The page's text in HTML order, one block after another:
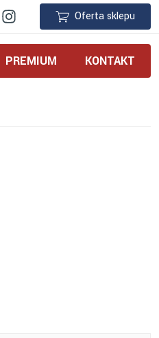
Oferta sklepu
PREMIUM KONTAKT